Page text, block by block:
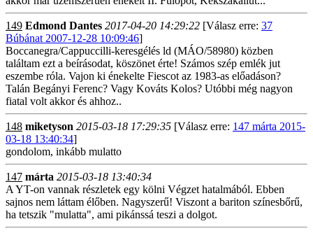
149 Edmond Dantes 2017-04-20 14:29:22 [Válasz erre: 37
Búbánat 2007-12-28 10:09:46]
Boccanegra/Cappuccilli-keresgélés ld (MÁO/58980) közben
találtam ezt a beírásodat, köszönet érte! Számos szép emlék jut
eszembe róla. Vajon ki énekelte Fiescot az 1983-as előadáson?
Talán Begányi Ferenc? Vagy Kováts Kolos? Utóbbi még nagyon
fiatal volt akkor és ahhoz..
148 miketyson 2015-03-18 17:29:35 [Válasz erre: 147 márta 2015-
03-18 13:40:34]
gondolom, inkább mulatto
147 márta 2015-03-18 13:40:34
A YT-on vannak részletek egy kölni Végzet hatalmából. Ebben
sajnos nem láttam élőben. Nagyszerű! Viszont a bariton színesbőrű,
ha tetszik "mulatta", ami pikánssá teszi a dolgot.